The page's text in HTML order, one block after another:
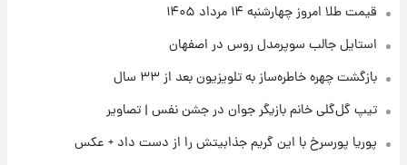
۲۲ ساعت پیش
۱۴۰۵/ نرخ‌ها ثابت ماند؟ +جدول
علی مطهری: اجرای کامل تفاهم‌نامه اسلام‌آباد،
قیمت طلا امروز چهارشنبه ۱۴ مرداد ۱۴۰۵
استایل جالب سوپرمدل روس در اصفهان
بازگشت چهره خاطره‌ساز به تلویزیون بعد از ۳۳ سال
تیپ گل‌گلی خانم بازیگر جوان در جشن نفس | تصاویر
پوریا پورسرخ با این گریم جذابیتش را از دست داد + عکس